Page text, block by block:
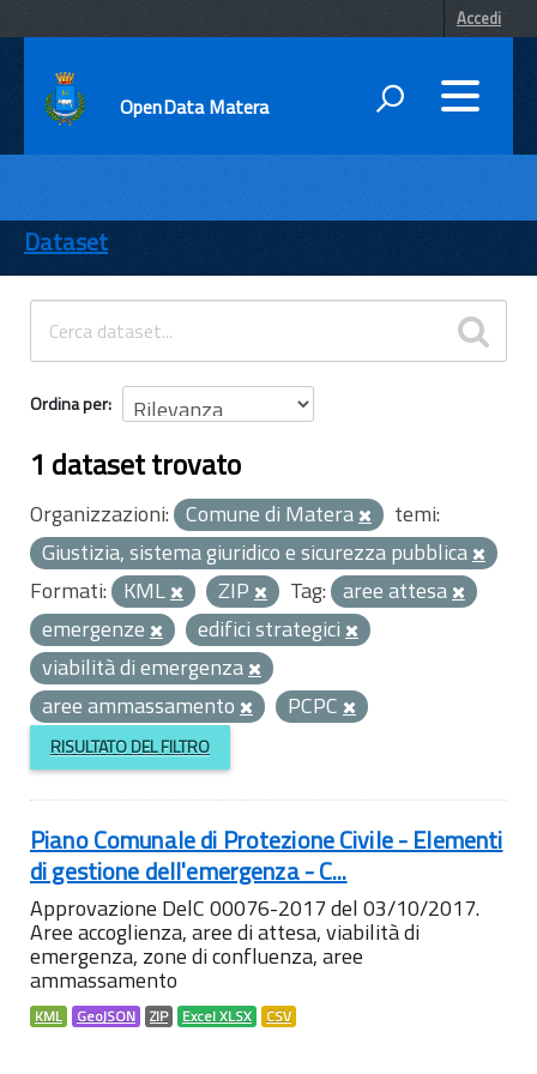
Accedi
OpenData Matera
ENTI
TEMI
INFORMAZIONI
Dataset
Ordina per
1 dataset trovato
Organizzazioni: Comune di Matera
temi:
Giustizia, sistema giuridico e sicurezza pubblica
Formati: KML ZIP Tag: aree attesa
emergenze
edifici strategici
viabilità di emergenza
aree ammassamento
PCPC
RISULTATO DEL FILTRO
Piano Comunale di Protezione Civile - Elementi
di gestione dell'emergenza - C...
Approvazione DelC 00076-2017 del 03/10/2017.
Aree accoglienza, aree di attesa, viabilità di
emergenza, zone di confluenza, aree
ammassamento
KML GeoJSON ZIP Excel XLSX CSV